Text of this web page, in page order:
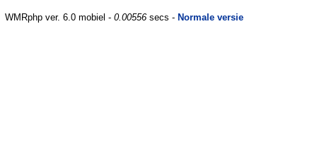
WMRphp ver. 6.0 mobiel - 0.00556 secs - Normale versie